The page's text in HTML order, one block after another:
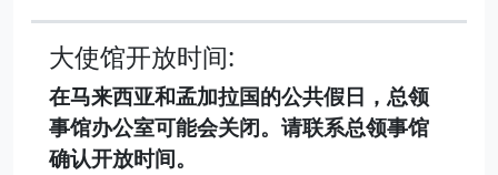
大使馆开放时间:
在马来西亚和孟加拉国的公共假日，总领
事馆办公室可能会关闭。请联系总领事馆
确认开放时间。